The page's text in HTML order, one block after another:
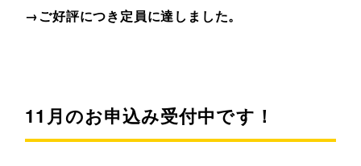
→ご好評につき定員に達しました。
11月のお申込み受付中です！